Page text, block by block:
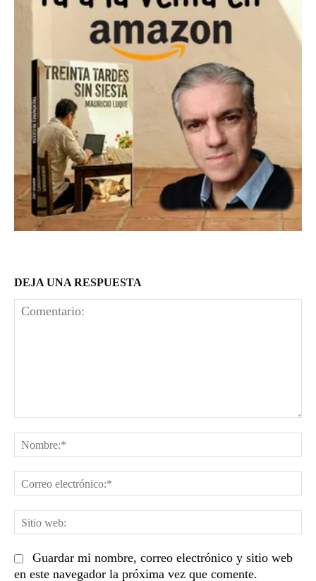
DEJA UNA RESPUESTA
Guardar mi nombre, correo electrónico y sitio web
en este navegador la próxima vez que comente.